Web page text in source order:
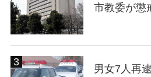
市教委が
男女7人再